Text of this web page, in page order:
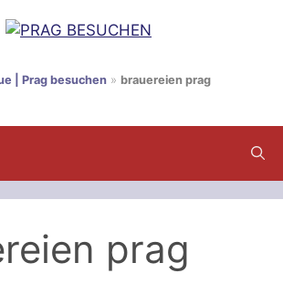
| Prag besuchen » brauereien prag
prag